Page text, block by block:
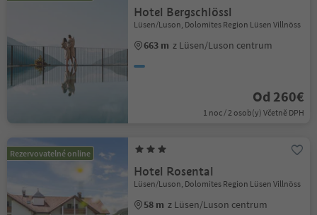
Hotel Bergschlössl
Lüsen/Luson, Dolomites Region Lüsen Villnöss
663 m z Lüsen/Luson centrum
Od 260€
1 noc / 2 osob(y) Včetně DPH
Rezervovatelné online
Hotel Rosental
Lüsen/Luson, Dolomites Region Lüsen Villnöss
58 m z Lüsen/Luson centrum